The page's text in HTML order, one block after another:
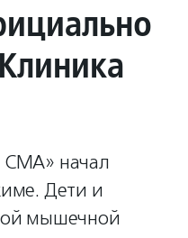
СМА» начал
Дети и
мышечной